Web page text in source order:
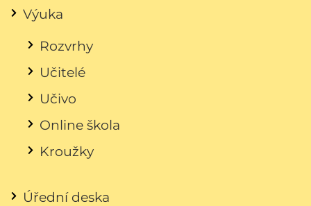
Výuka
Rozvrhy
Učitelé
Učivo
Online škola
Kroužky
Úřední deska